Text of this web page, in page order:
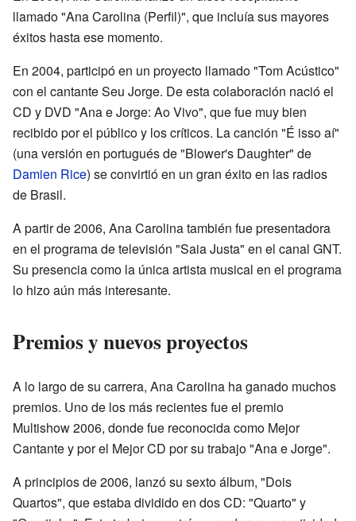
llamado "Ana Carolina (Perfil)", que incluía sus mayores
éxitos hasta ese momento.
En 2004, participó en un proyecto llamado "Tom Acústico"
con el cantante Seu Jorge. De esta colaboración nació el
CD y DVD "Ana e Jorge: Ao Vivo", que fue muy bien
recibido por el público y los críticos. La canción "É isso aí"
(una versión en portugués de "Blower's Daughter" de
Damien Rice) se convirtió en un gran éxito en las radios
de Brasil.
A partir de 2006, Ana Carolina también fue presentadora
en el programa de televisión "Saia Justa" en el canal GNT.
Su presencia como la única artista musical en el programa
lo hizo aún más interesante.
Premios y nuevos proyectos
A lo largo de su carrera, Ana Carolina ha ganado muchos
premios. Uno de los más recientes fue el premio
Multishow 2006, donde fue reconocida como Mejor
Cantante y por el Mejor CD por su trabajo "Ana e Jorge".
A principios de 2006, lanzó su sexto álbum, "Dois
Quartos", que estaba dividido en dos CD: "Quarto" y